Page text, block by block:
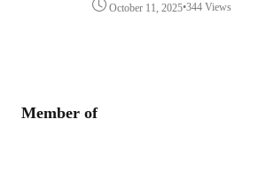
October 11, 2025•344 Views
Member of